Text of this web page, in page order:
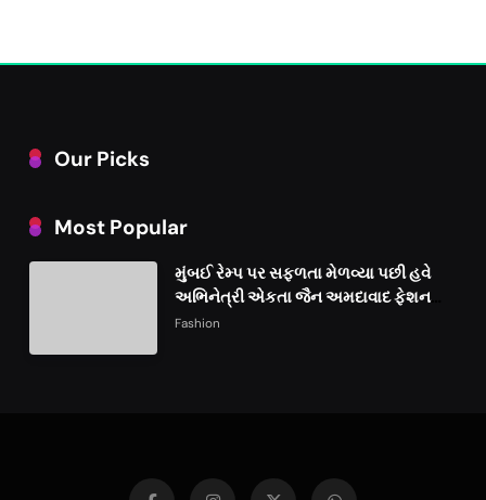
Our Picks
Most Popular
મુંબઈ રેમ્પ પર સફળતા મેળવ્યા પછી હવે
અભિનેત્રી એકતા જૈન અમદાવાદ ફેશન
વીકમાં પોતાની પ્રતિભા પ્રદર્શિત કરશે
Fashion